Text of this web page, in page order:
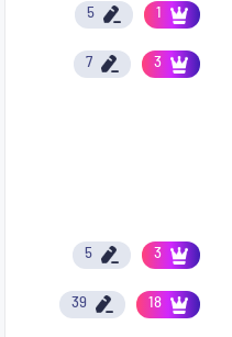
1
5
3
7
3
5
18
39